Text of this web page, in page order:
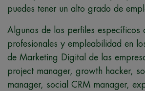
puedes tener un alto grado de
Algunos de los perfiles específicos
profesionales y empleabilidad en
de Marketing Digital de las
project manager, growth hacker,
manager, social CRM manager,